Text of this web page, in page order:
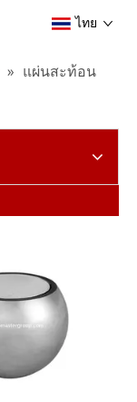
ไทย
» แผ่นสะท้อน